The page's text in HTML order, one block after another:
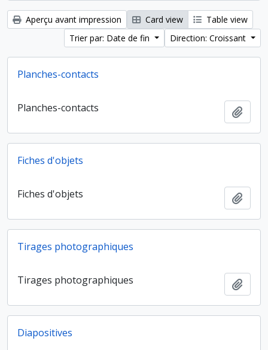
Aperçu avant impression Card view
Table view
Trier par: Date de fin
Direction: Croissant
Planches-contacts
Planches-contacts
Fiches d'objets
Fiches d'objets
Tirages photographiques
Tirages photographiques
Diapositives